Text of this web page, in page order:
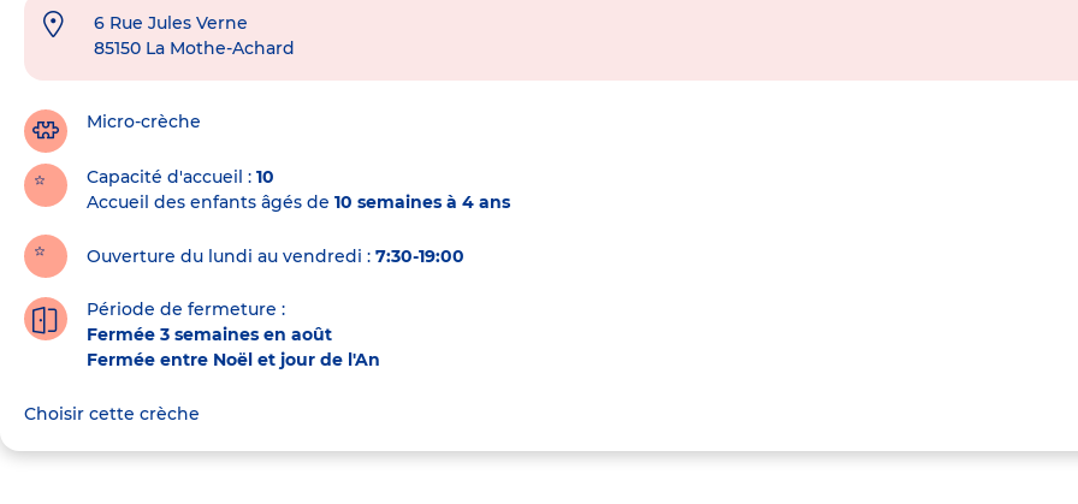
Adresse
crèche
6 Rue Jules Verne
85150 La Mothe-Achard
Micro-crèche
Capacité d'accueil
10
Accueil des enfants âgés de 10 semaines à 4 ans
Ouverture du lundi au vendredi : 7:30-19:00
Période de fermeture :
Fermée 3 semaines en août
Fermée entre Noël et jour de l'An
Choisir cette crèche